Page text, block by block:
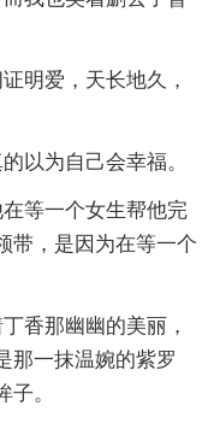
明爱，天长地久，
以为自己会幸福。
等一个女生帮他完
带，是因为在等一个
香那幽幽的美丽，
那一抹温婉的紫罗
。